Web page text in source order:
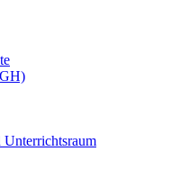
Unterrichtsraum